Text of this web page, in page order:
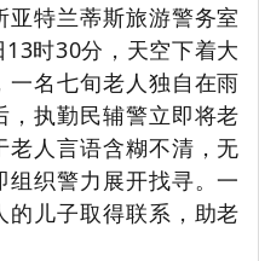
特兰蒂斯旅游警务室
时30分，天空下着大
名七旬老人独自在雨
，执勤民辅警立即将老
老人言语含糊不清，无
织警力展开找寻。一
儿子取得联系，助老